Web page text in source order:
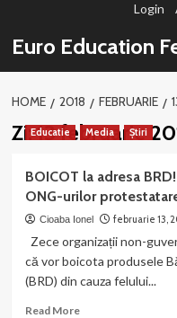
conținut
Login
Euro Education
HOME 2018 FEBRUARIE
Zi:13 februarie
Educatie Media Știri
BOICOT la adresa
ONG-urilor
Cioaba Ionel februarie 13,
Zece organizații non-
că vor boicota produsele
(BRD) din cauza felului...
Read MoreRead